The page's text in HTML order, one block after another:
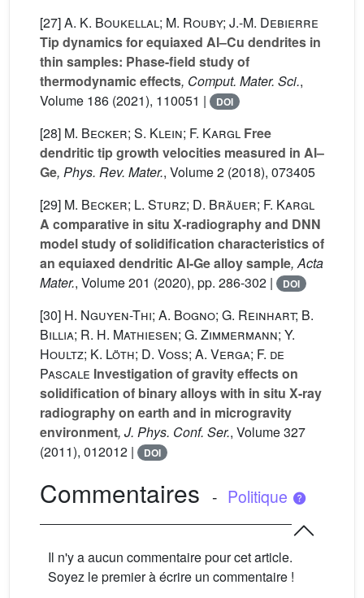
[27]A. K. Boukellal; M. Rouby; J.-M. Debierre
Tip dynamics for equiaxed Al–Cu dendrites in
thin samples: Phase-field study of
thermodynamic effects, Comput. Mater. Sci.,
Volume 186 (2021), 110051 | DOI
[28] M. Becker; S. Klein; F. Kargl Free
dendritic tip growth velocities measured in Al–
Ge, Phys. Rev. Mater., Volume 2 (2018), 073405
[29] M. Becker; L. Sturz; D. Bräuer; F. Kargl
A comparative in situ X-radiography and DNN
model study of solidification characteristics of
an equiaxed dendritic Al-Ge alloy sample, Acta
Mater., Volume 201 (2020), pp. 286-302 | DOI
[30] H. Nguyen-Thi; A. Bogno; G. Reinhart; B.
Billia; R. H. Mathiesen; G. Zimmermann; Y.
Houltz; K. Löth; D. Voss; A. Verga; F. de
Pascale Investigation of gravity effects on
solidification of binary alloys with in situ X-ray
radiography on earth and in microgravity
environment, J. Phys. Conf. Ser., Volume 327
(2011), 012012 |
DOI
Commentaires - Politique
Il n'y a aucun commentaire pour cet article.
Soyez le premier à écrire un commentaire !